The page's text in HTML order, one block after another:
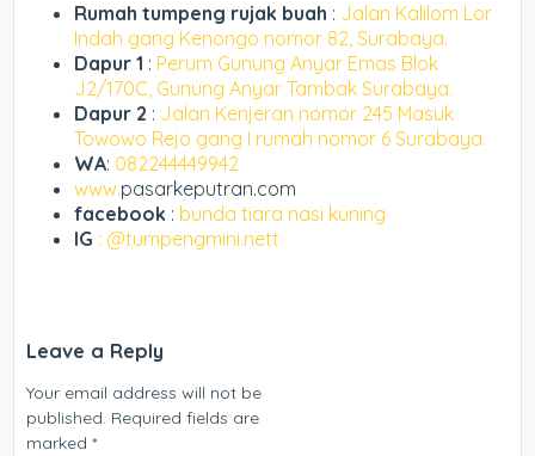
Rumah tumpeng rujak buah : Jalan Kalilom Lor
Indah gang Kenongo nomor 82, Surabaya.
Dapur 1 : Perum Gunung Anyar Emas Blok
J2/170C, Gunung Anyar Tambak Surabaya.
Dapur 2 : Jalan Kenjeran nomor 245 Masuk
Towowo Rejo gang I rumah nomor 6 Surabaya.
WA: 082244449942
www.pasarkeputran.com
facebook : bunda tiara nasi kuning
IG : @tumpengmini.nett
Leave a Reply
Your email address will not be
published. Required fields are
marked*